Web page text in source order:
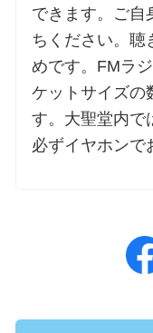
できます。ご自
ちください。聴
めです。FMラ
ケットサイズの
す。大聖堂内で
必ずイヤホンで